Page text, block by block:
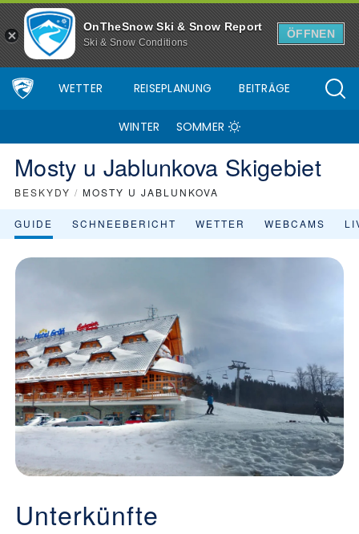
OnTheSnow Ski & Snow Report
Ski & Snow Conditions
ÖFFNEN
WETTER REISEPLANUNG BEITRÄGE
WINTER SOMMER
Mosty u Jablunkova Skigebiet
BESKYDY / MOSTY U JABLUNKOVA
GUIDE SCHNEEBERICHT WETTER WEBCAMS
Unterkünfte